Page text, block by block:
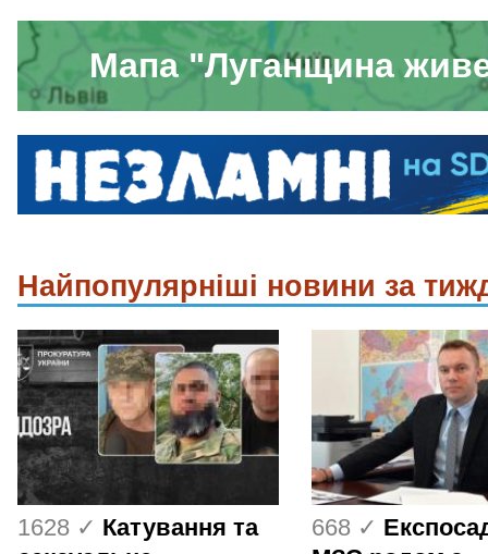
Мапа "Луганщина
Найпопулярніші новини за
1628 ✓ Катування та
668 ✓